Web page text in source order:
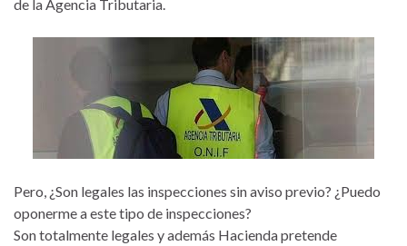
de la Agencia Tributaria.
Pero, ¿Son legales las inspecciones sin aviso previo? ¿Puedo
oponerme a este tipo de inspecciones?
Son totalmente legales y además Hacienda pretende